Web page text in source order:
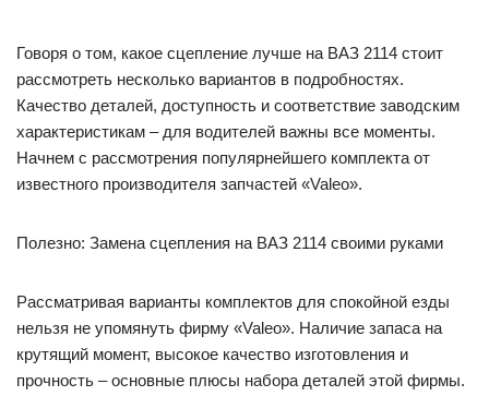
Говоря о том, какое сцепление лучше на ВАЗ 2114 стоит
рассмотреть несколько вариантов в подробностях.
Качество деталей, доступность и соответствие заводским
характеристикам – для водителей важны все моменты.
Начнем с рассмотрения популярнейшего комплекта от
известного производителя запчастей «Valeo».
Полезно: Замена сцепления на ВАЗ 2114 своими руками
Рассматривая варианты комплектов для спокойной езды
нельзя не упомянуть фирму «Valeo». Наличие запаса на
крутящий момент, высокое качество изготовления и
прочность – основные плюсы набора деталей этой фирмы.